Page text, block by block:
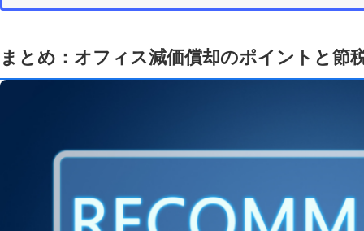
まとめ：オフィス減価償却のポイントと節